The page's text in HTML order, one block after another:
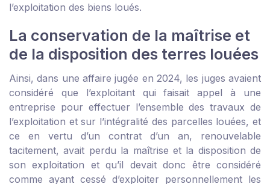
l’exploitation des biens loués.
La conservation de la maîtrise et
de la disposition des terres louées
Ainsi, dans une affaire jugée en 2024, les juges avaient
considéré que l’exploitant qui faisait appel à une
entreprise pour effectuer l’ensemble des travaux de
l’exploitation et sur l’intégralité des parcelles louées, et
ce en vertu d’un contrat d’un an, renouvelable
tacitement, avait perdu la maîtrise et la disposition de
son exploitation et qu’il devait donc être considéré
comme ayant cessé d’exploiter personnellement les